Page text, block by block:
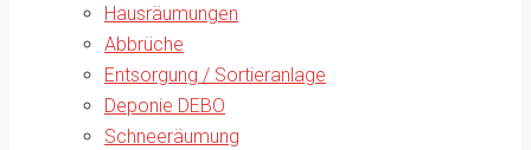
Hausräumungen
Abbrüche
Entsorgung / Sortieranlage
Deponie DEBO
Schneeräumung